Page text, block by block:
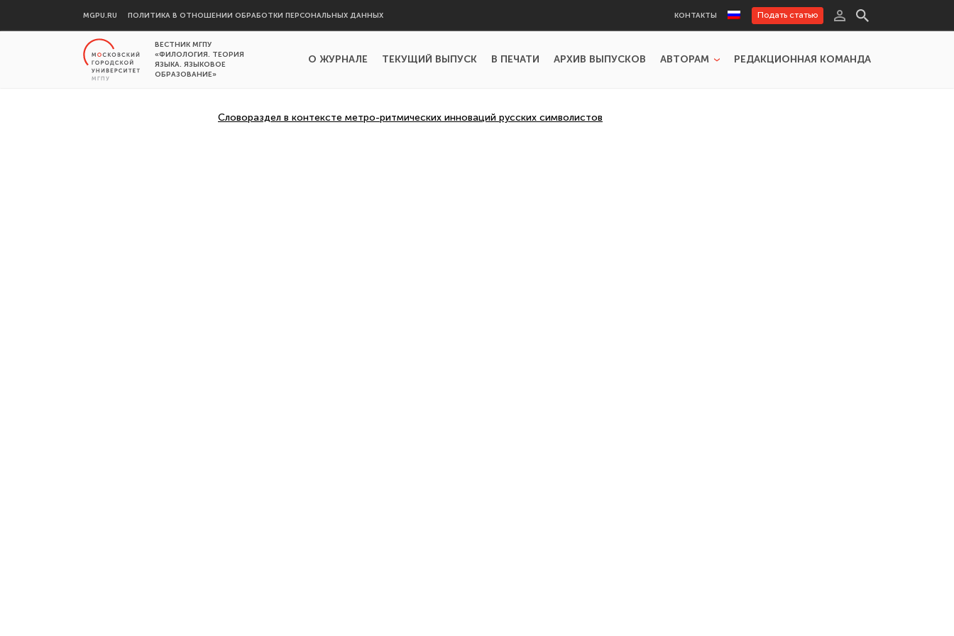
MGPU.RU ПОЛИТИКА В ОТНОШЕНИИ ОБРАБОТКИ ПЕРСОНАЛЬНЫХ ДАННЫХ КОНТАКТЫ Подать статью
ВЕСТНИК МГПУ
«ФИЛОЛОГИЯ. ТЕОРИЯ
ЯЗЫКА. ЯЗЫКОВОЕ
ОБРАЗОВАНИЕ»
О ЖУРНАЛЕ ТЕКУЩИЙ ВЫПУСК В ПЕЧАТИ АРХИВ ВЫПУСКОВ АВТОРАМ РЕДАКЦИОННАЯ КОМАНДА
Словораздел в контексте метро-ритмических инноваций русских символистов